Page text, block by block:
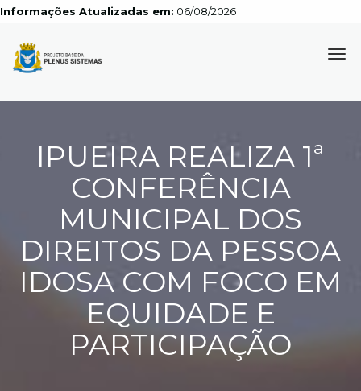
Atualizadas em: 06/08/2026
IPUEIRA REALIZA 1ª
CONFERÊNCIA
MUNICIPAL DOS
DIREITOS DA PESSOA
IDOSA COM FOCO EM
EQUIDADE E
PARTICIPAÇÃO